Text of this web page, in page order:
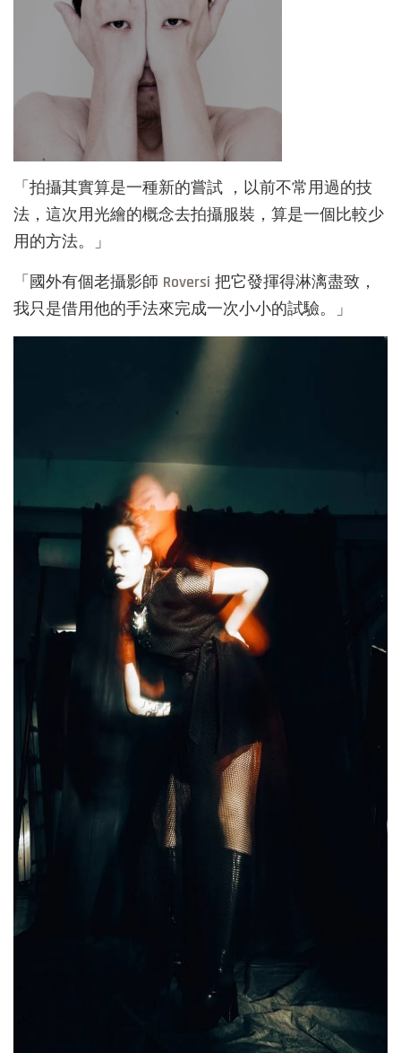
「拍攝其實算是一種新的嘗試 ，以前不常用過的技
法， 這次用光繪的概念去拍攝服裝，算是一個比較少
用的方法。」
「國外有個老攝影師 Roversi 把它發揮得淋漓盡致，
我只是借用他的手法來完成一次小小的試驗。
」